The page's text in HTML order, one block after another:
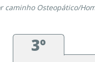
Osteopático/
3º